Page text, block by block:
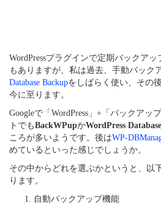
WordPressプラグインで定期バックア
もありますが、私は過去、手動バック
Database Backupをしばらく使い、その
今に至ります。
Googleで「WordPress」+「バックアッ
トでもBackWPupかWordPress
ころが多いようです。後はWP-
めているといった感じでしょうか。
その中からどれを選ぶかというと、以
ります。
自動バックアップ機能